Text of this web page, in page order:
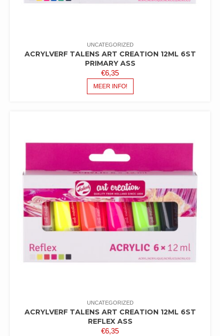
UNCATEGORIZED
ACRYLVERF TALENS ART CREATION 12ML 6ST
PRIMARY ASS
€6,35
MEER INFO!
UNCATEGORIZED
ACRYLVERF TALENS ART CREATION 12ML 6ST
REFLEX ASS
€6,35